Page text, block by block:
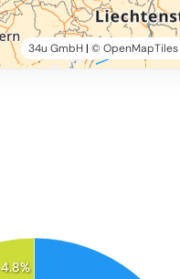
34u GmbH| © OpenMapTiles
4.8%